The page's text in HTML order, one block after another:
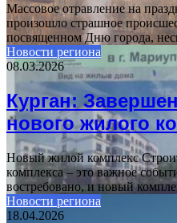
Массовое отравление на
произошло страшное
посвященном Дню города,
Новости региона
08.03.2026
Курган:
нового жилого
Новый жилой комплекс
комплекса – это важное
востребовано, и новый
Новости региона
18.04.2026